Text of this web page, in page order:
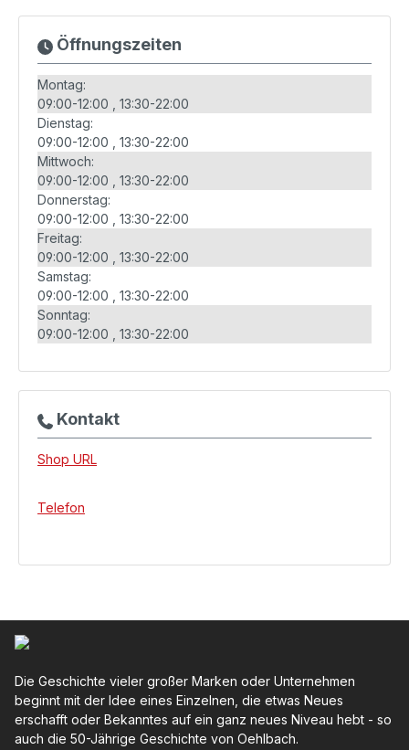
Öffnungszeiten
Montag:
09:00-12:00
13:30-22:00
Dienstag:
09:00-12:00
13:30-22:00
Mittwoch:
09:00-12:00
13:30-22:00
Donnerstag:
09:00-12:00
13:30-22:00
Freitag:
09:00-12:00
13:30-22:00
Samstag:
09:00-12:00
13:30-22:00
Sonntag:
09:00-12:00
13:30-22:00
Kontakt
Shop URL
Telefon
Die Geschichte vieler großer Marken oder Unternehmen
beginnt mit der Idee eines Einzelnen, die etwas Neues
erschafft oder Bekanntes auf ein ganz neues Niveau hebt - so
auch die 50-Jährige Geschichte von Oehlbach.